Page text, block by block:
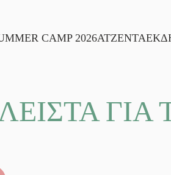
CAMP 2026ΑΤΖΕΝΤΑ
ΓΙΑ